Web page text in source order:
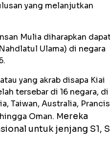
yang melanjutkan
Mulia diharapkan
Ulama) di negara
yang akrab disapa Kiai
tersebar di 16 negara, di
Taiwan, Australia,
Oman. Mereka
untuk jenjang S1,